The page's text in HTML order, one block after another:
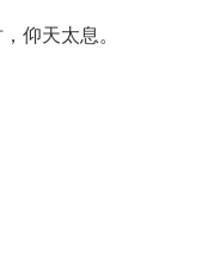
仰天太息。